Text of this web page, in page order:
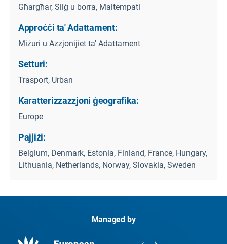
Għargħar, Silġ u borra, Maltempati
Approċċi ta' Adattament:
Miżuri u Azzjonijiet ta' Adattament
Setturi:
Trasport, Urban
Karatterizzazzjoni ġeografika:
Europe
Pajjiżi:
Belgium, Denmark, Estonia, Finland, France, Hungary,
Lithuania, Netherlands, Norway, Slovakia, Sweden
Managed by